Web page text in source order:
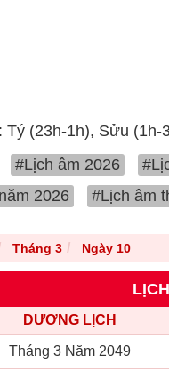
: Tý (23h-1h), Sửu (1h-
#Lịch âm 2026
2026
#Lịch âm
Tháng 3 Ngày 10
DƯƠNG LỊCH
Tháng 3 Năm 2049